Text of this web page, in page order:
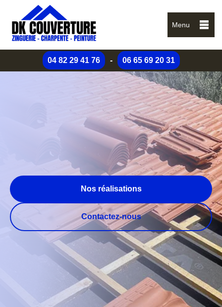
Menu
04 82 29 41 76 - 06 65 69 20 31
Nos réalisations
Contactez-nous